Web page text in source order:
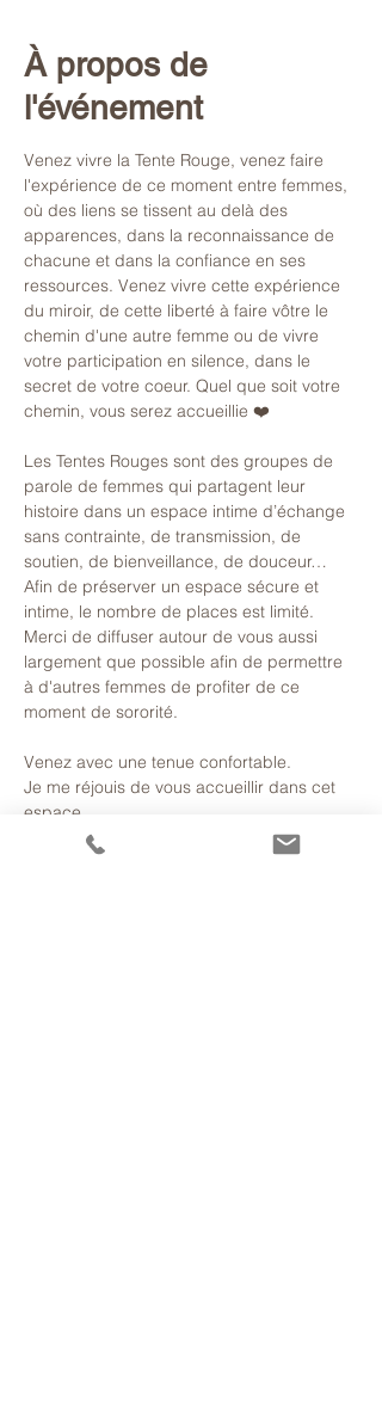
À propos de
l'événement
Venez vivre la Tente Rouge, venez faire
l'expérience de ce moment entre femmes,
où des liens se tissent au delà des
apparences, dans la reconnaissance de
chacune et dans la confiance en ses
ressources. Venez vivre cette expérience
du miroir, de cette liberté à faire vôtre le
chemin d'une autre femme ou de vivre
votre participation en silence, dans le
secret de votre coeur. Quel que soit votre
chemin, vous serez accueillie ❤️
Les Tentes Rouges sont des groupes de
parole de femmes qui partagent leur
histoire dans un espace intime d’échange
sans contrainte, de transmission, de
soutien, de bienveillance, de douceur…
Afin de préserver un espace sécure et
intime, le nombre de places est limité.
Merci de diffuser autour de vous aussi
largement que possible afin de permettre
à d'autres femmes de profiter de ce
moment de sororité.
Venez avec une tenue confortable.
Je me réjouis de vous accueillir dans cet
espace...